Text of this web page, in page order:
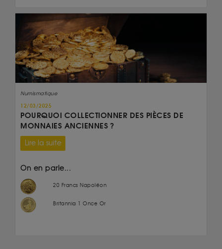
Numismatique
12/03/2025
POURQUOI COLLECTIONNER DES PIÈCES DE
MONNAIES ANCIENNES ?
Lire la suite
On en parle...
20 Francs Napoléon
Britannia 1 Once Or